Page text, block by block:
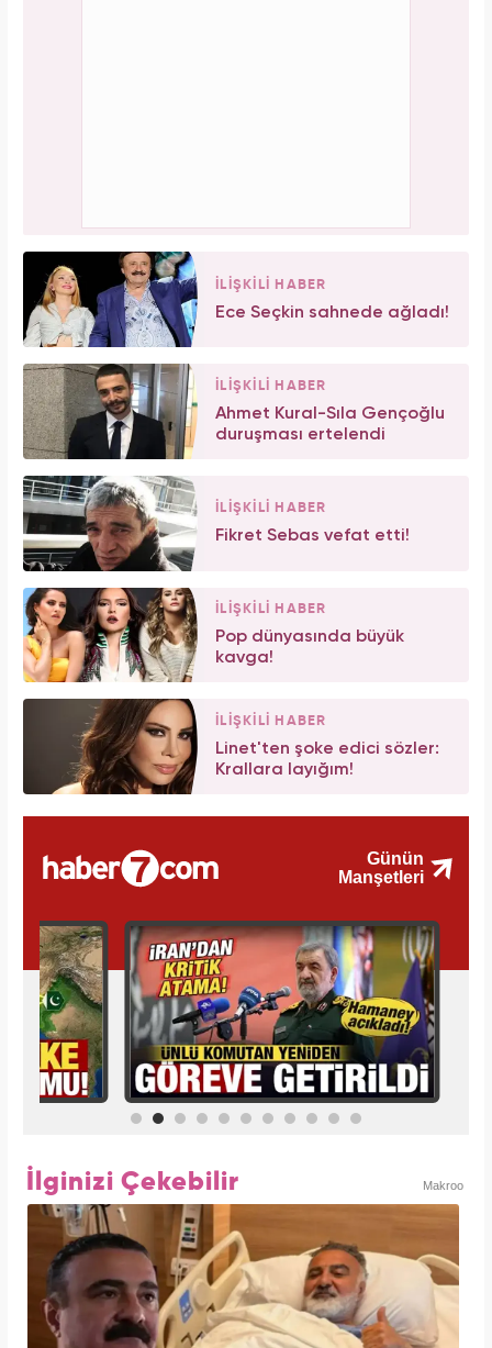
İLİŞKİLİ HABER
Ece Seçkin sahnede ağladı!
İLİŞKİLİ HABER
Ahmet Kural-Sıla Gençoğlu
duruşması ertelendi
İLİŞKİLİ HABER
Fikret Sebas vefat etti!
İLİŞKİLİ HABER
Pop dünyasında büyük
kavga!
İLİŞKİLİ HABER
Linet'ten şoke edici sözler:
Krallara layığım!
İlginizi Çekebilir Makroo